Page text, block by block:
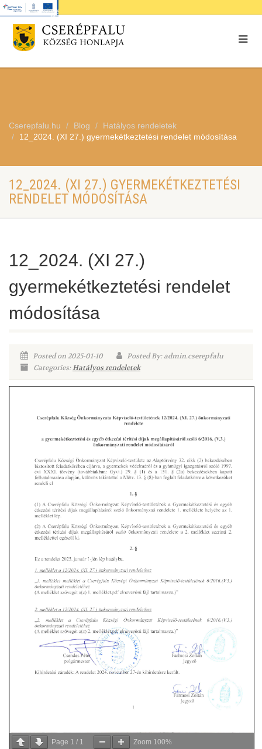
Cserepfalu.hu Blog
Hatályos rendeletek
12_2024. (XI 27.) gyermekétkeztetési rendelet módosítása
12_2024. (XI 27.) GYERMEKÉTKEZTETÉSI
RENDELET MÓDOSÍTÁSA
12_2024. (XI 27.)
gyermekétkeztetési rendelet
módosítása
Posted on 2025-01-10
Posted By: admin.cserepfalu
Categories:Hatályos rendeletek
Page 1 / 1 Zoom 100%